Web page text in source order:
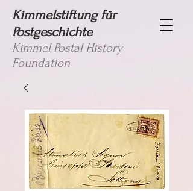
Kimmelstiftung für
Postgeschichte
Kimmel Postal History
Foundation